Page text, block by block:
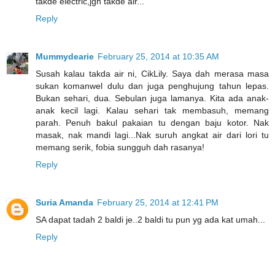
Reply
Mummydearie February 25, 2014 at 10:35 AM
Susah kalau takda air ni, CikLily. Saya dah merasa masa
sukan komanwel dulu dan juga penghujung tahun lepas.
Bukan sehari, dua. Sebulan juga lamanya. Kita ada anak-
anak kecil lagi. Kalau sehari tak membasuh, memang
parah. Penuh bakul pakaian tu dengan baju kotor. Nak
masak, nak mandi lagi...Nak suruh angkat air dari lori tu
memang serik, fobia sungguh dah rasanya!
Reply
Suria Amanda February 25, 2014 at 12:41 PM
SA dapat tadah 2 baldi je..2 baldi tu pun yg ada kat umah...
Reply